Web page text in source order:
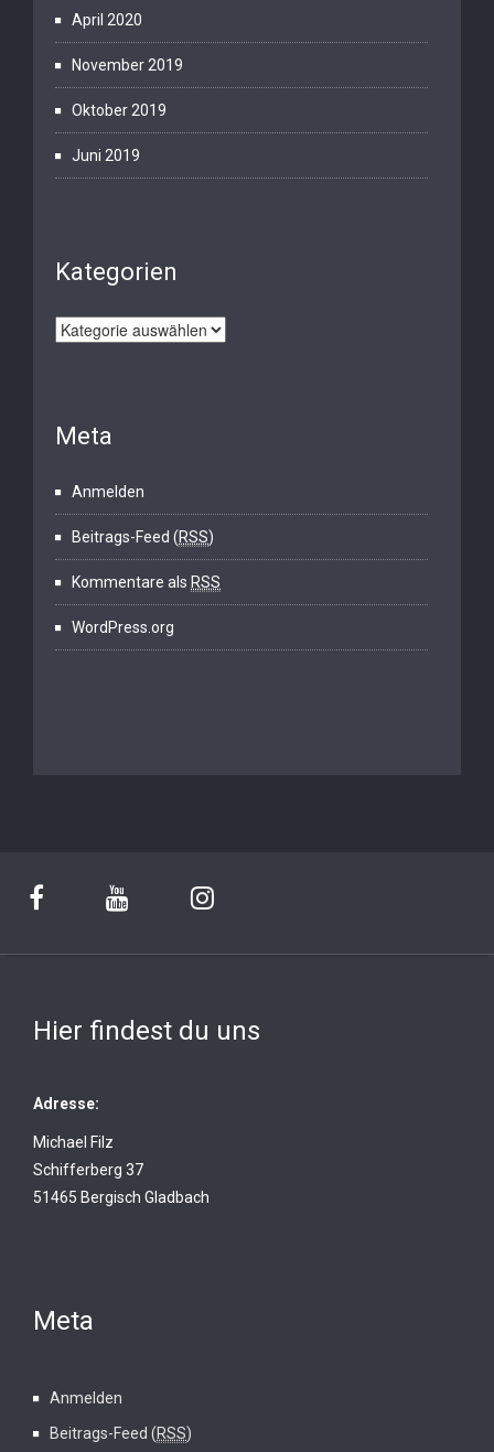
April 2020
November 2019
Oktober 2019
Juni 2019
Kategorien
Kategorien
Meta
Anmelden
Beitrags-Feed (RSS)
Kommentare als RSS
WordPress.org
Hier findest du uns
Adresse:
Michael Filz
Schifferberg 37
51465 Bergisch Gladbach
Meta
Anmelden
Beitrags-Feed (RSS)